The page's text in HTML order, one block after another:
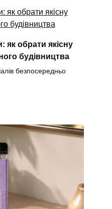
як обрати якісну
будівництва
безпосередньо